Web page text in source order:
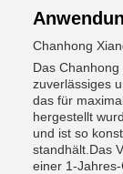
Chanhong
Das
zuverlässiges
das für
hergestellt
und ist so
standhält.Das
einer 1-